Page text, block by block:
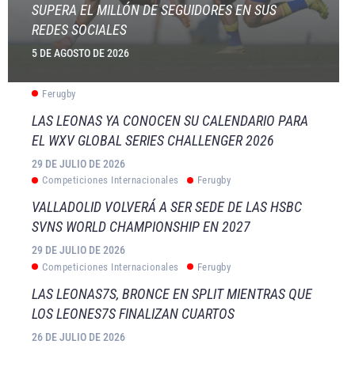
SUPERA EL MILLÓN DE SEGUIDORES EN SUS
REDES SOCIALES
5 DE AGOSTO DE 2026
Ferugby
LAS LEONAS YA CONOCEN SU CALENDARIO PARA
EL WXV GLOBAL SERIES CHALLENGER 2026
29 DE JULIO DE 2026
Competiciones Internacionales Ferugby
VALLADOLID VOLVERÁ A SER SEDE DE LAS HSBC
SVNS WORLD CHAMPIONSHIP EN 2027
29 DE JULIO DE 2026
Competiciones Internacionales Ferugby
LAS LEONAS7S, BRONCE EN SPLIT MIENTRAS QUE
LOS LEONES7S FINALIZAN CUARTOS
26 DE JULIO DE 2026